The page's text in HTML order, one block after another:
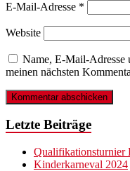
E-Mail-Adresse *
Website
Name, E-Mail-Adresse
meinen nächsten
Letzte Beiträge
Qualifikationsturnier
Kinderkarneval 2024